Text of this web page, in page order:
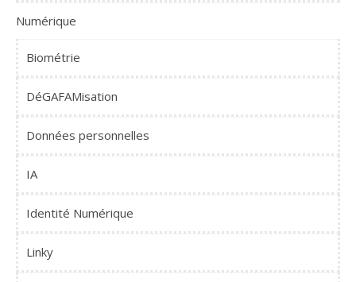
Numérique
Biométrie
DéGAFAMisation
Données personnelles
IA
Identité Numérique
Linky